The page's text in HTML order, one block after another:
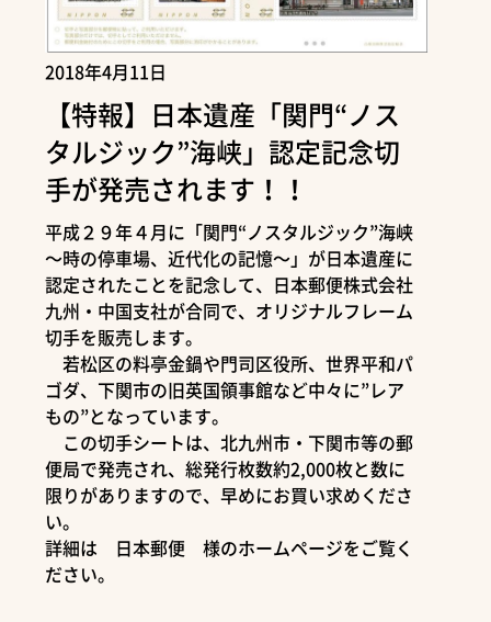
2018年4月11日
【特報】日本遺産「関門“ノス
タルジック”海峡」認定記念切
手が発売されます！！
平成２９年４月に「関門“ノスタルジック”海峡
～時の停車場、近代化の記憶～」が日本遺産に
認定されたことを記念して、日本郵便株式会社
九州・中国支社が合同で、オリジナルフレーム
切手を販売します。
若松区の料亭金鍋や門司区役所、世界平和パ
ゴダ、下関市の旧英国領事館など中々に”レア
もの”となっています。
この切手シートは、北九州市・下関市等の郵
便局で発売され、総発行枚数約2,000枚と数に
限りがありますので、早めにお買い求めくださ
い。
詳細は 日本郵便 様のホームページをご覧く
ださい。